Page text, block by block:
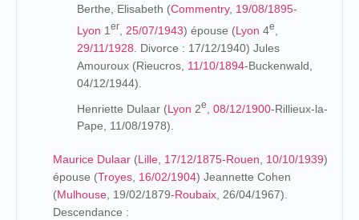
Berthe, Elisabeth (Commentry, 19/08/1895-
Lyon 1 er 25/07/1943) épouse (Lyon 4e
29/11/1928 . Divorce : 17/12/1940) Jules
Amouroux (Rieucros, 11/10/1894-Buckenwald,
04/12/1944).
Henriette Dulaar (Lyon 2e 08/12/1900-Rillieux-la-
Pape, 11/08/1978).
Maurice Dulaar (Lille 17/12/1875-Rouen 10/10/1939)
épouse (Troyes 16/02/1904) Jeannette Cohen
(Mulhouse , 19/02/1879-Roubaix , 26/04/1967).
Descendance :